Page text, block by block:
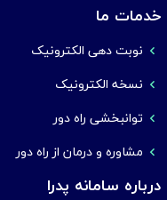
خدمات ما
نوبت دهی الکترونیک
نسخه الکترونیک
توانبخشی راه دور
مشاوره و درمان از راه دور
درباره سامانه پدرا